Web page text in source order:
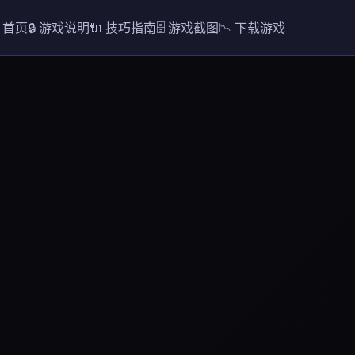
页🔒 游戏说明🔌 技巧指南🗄️ 游戏截图📉 下载游戏